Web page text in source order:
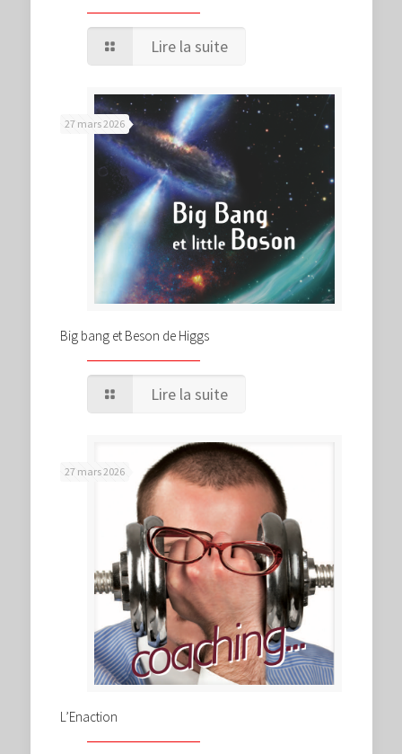
Lire la suite
27 mars 2026
Big bang et Beson de Higgs
Lire la suite
27 mars 2026
L’Enaction